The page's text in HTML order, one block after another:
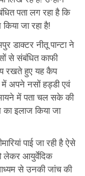
पता लग रहा है कि
जा रहा है!
डाक्टर नीतू पान्टा ने
से संबंधित काफी
रखते हुए यह कैप
में अपने नसों हड्डी एवं
मायने में पता चल सके की
इलाज किया जा
पाई जा रही है ऐसे
लेकर आयुर्वेदिक
से उनकी जांच की